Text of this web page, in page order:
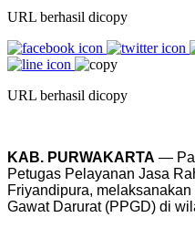
URL berhasil dicopy
URL berhasil dicopy
KAB. PURWAKARTA —
Petugas Pelayanan Jasa
Friyandipura,
Gawat Darurat (PPGD) di